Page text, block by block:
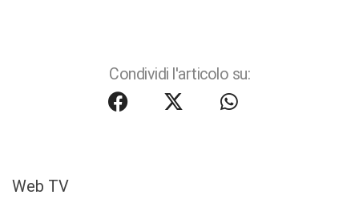
Condividi l'articolo su:
Web TV